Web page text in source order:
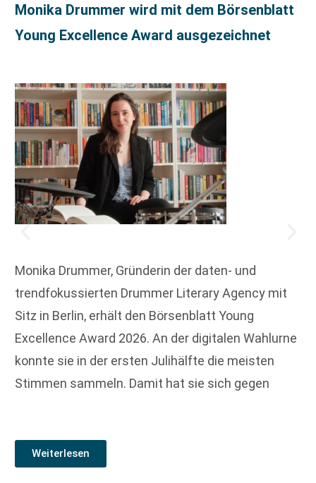
Monika Drummer wird mit dem Börsenblatt
Young Excellence Award ausgezeichnet
Monika Drummer, Gründerin der daten- und
trendfokussierten Drummer Literary Agency mit
Sitz in Berlin, erhält den Börsenblatt Young
Excellence Award 2026. An der digitalen Wahlurne
konnte sie in der ersten Julihälfte die meisten
Stimmen sammeln. Damit hat sie sich gegen
Weiterlesen